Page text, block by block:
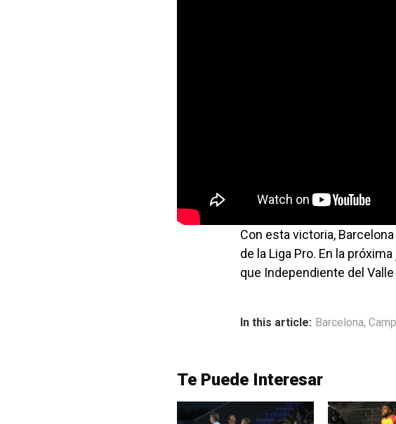
Con esta victoria,
de la Liga Pro. En la
que Independiente del
In this article: Barcelona,
Te Puede Interesar